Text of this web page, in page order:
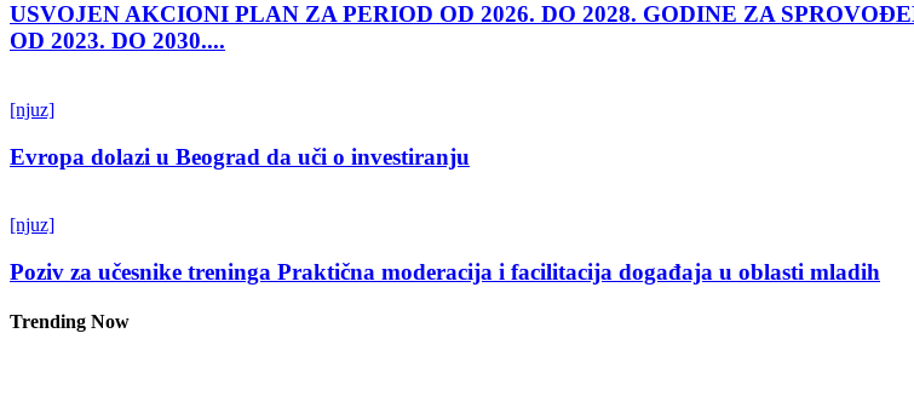
USVOJEN AKCIONI PLAN ZA PERIOD OD 2026. DO 2028. GODINE ZA
OD 2023. DO 2030....
[njuz]
Evropa dolazi u Beograd da uči o investiranju
[njuz]
Poziv za učesnike treninga Praktična moderacija i facilitacija događaja u oblasti mladih
Trending Now